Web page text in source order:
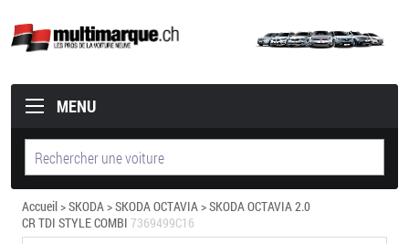
MENU
Accueil>SKODA>SKODA OCTAVIA> SKODA OCTAVIA 2.0
CR TDI STYLE COMBI 7369499C16